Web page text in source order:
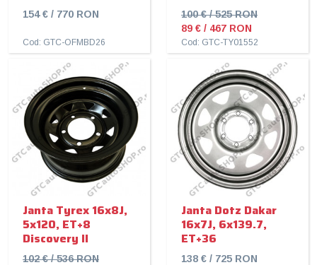
154 € / 770 RON
Cod: GTC-OFMBD26
100 € / 525 RON
89 € / 467 RON
Cod: GTC-TY01552
Janta Tyrex 16x8J,
5x120, ET+8
Discovery II
102 € / 536 RON
Janta Dotz Dakar
16x7J, 6x139.7,
ET+36
138 € / 725 RON